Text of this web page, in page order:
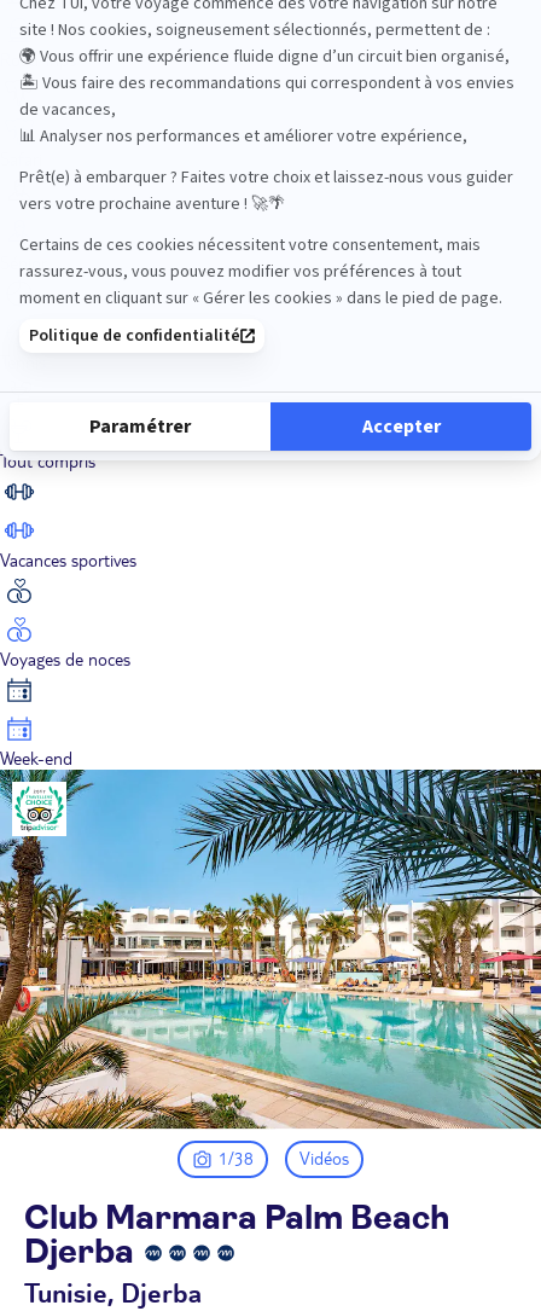
Road Trips
Sénior
Tout compris
Vacances sportives
Voyages de noces
Week-end
1/38 Vidéos
Club Marmara Palm Beach
Djerba
Tunisie, Djerba